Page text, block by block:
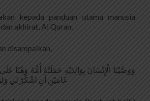
kepada panduan utama manusia
akhirat, Al Quran.
disampaikan,
وَوَصَّيْنَا الْإِنْسَانَ بِوَالِدَيْهِ حَمَلَتْهُ أُمُّهُ وَهْنًا
عَامَيْنِ أَنِ اشْكُرْ لِي